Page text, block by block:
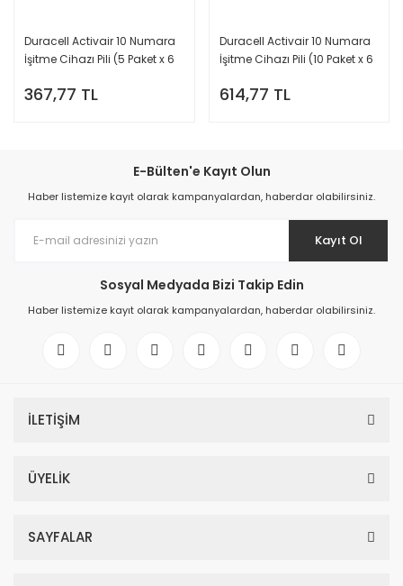
Duracell Activair 10 Numara
İşitme Cihazı Pili (5 Paket x 6
İşitme Cihazı Filtresi
367,77 TL
Duracell Activair 10 Numara
İşitme Cihazı Pili (10 Paket x 6
Mıknatıslı İşitme Cihazı
614,77 TL
E-Bülten'e Kayıt Olun
Haber listemize kayıt olarak kampanyalardan, haberdar olabilirsiniz.
Kayıt Ol
Sosyal Medyada Bizi Takip Edin
Haber listemize kayıt olarak kampanyalardan, haberdar olabilirsiniz.
İLETİŞİM
ÜYELİK
SAYFALAR